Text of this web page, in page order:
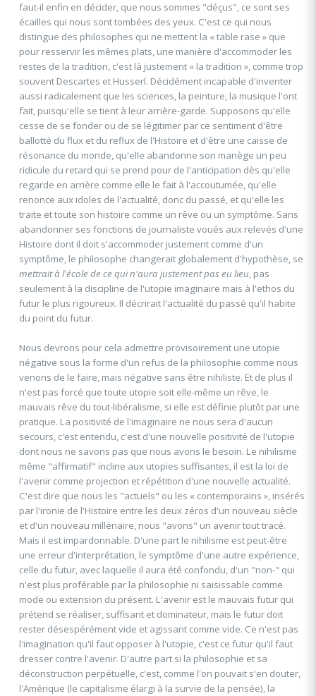
faut-il enfin en décider, que nous sommes "déçus", ce sont ses
écailles qui nous sont tombées des yeux. C'est ce qui nous
distingue des philosophes qui ne mettent la « table rase » que
pour resservir les mêmes plats, une manière d'accommoder les
restes de la tradition, c'est là justement « la tradition », comme trop
souvent Descartes et Husserl. Décidément incapable d'inventer
aussi radicalement que les sciences, la peinture, la musique l'ont
fait, puisqu'elle se tient à leur arrière-garde. Supposons qu'elle
cesse de se fonder ou de se légitimer par ce sentiment d'être
ballotté du flux et du reflux de l'Histoire et d'être une caisse de
résonance du monde, qu'elle abandonne son manège un peu
ridicule du retard qui se prend pour de l'anticipation dès qu'elle
regarde en arrière comme elle le fait à l'accoutumée, qu'elle
renonce aux idoles de l'actualité, donc du passé, et qu'elle les
traite et toute son histoire comme un rêve ou un symptôme. Sans
abandonner ses fonctions de journaliste voués aux relevés d'une
Histoire dont il doit s'accommoder justement comme d'un
symptôme, le philosophe changerait globalement d'hypothèse, se
mettrait à l'école de ce qui n'aura justement pas eu lieu, pas
seulement à la discipline de l'utopie imaginaire mais à l'ethos du
futur le plus rigoureux. Il décrirait l'actualité du passé qu'il habite
du point du futur.
Nous devrons pour cela admettre provisoirement une utopie
négative sous la forme d'un refus de la philosophie comme nous
venons de le faire, mais négative sans être nihiliste. Et de plus il
n'est pas forcé que toute utopie soit elle-même un rêve, le
mauvais rêve du tout-libéralisme, si elle est définie plutôt par une
pratique. La positivité de l'imaginaire ne nous sera d'aucun
secours, c'est entendu, c'est d'une nouvelle positivité de l'utopie
dont nous ne savons pas que nous avons le besoin. Le nihilisme
même "affirmatif" incline aux utopies suffisantes, il est la loi de
l'avenir comme projection et répétition d'une nouvelle actualité.
C'est dire que nous les "actuels" ou les « contemporains », insérés
par l'ironie de l'Histoire entre les deux zéros d'un nouveau siècle
et d'un nouveau millénaire, nous "avons" un avenir tout tracé.
Mais il est impardonnable. D'une part le nihilisme est peut-être
une erreur d'interprétation, le symptôme d'une autre expérience,
celle du futur, avec laquelle il aura été confondu, d'un "non-" qui
n'est plus proférable par la philosophie ni saisissable comme
mode ou extension du présent. L'avenir est le mauvais futur qui
prétend se réaliser, suffisant et dominateur, mais le futur doit
rester désespérément vide et agissant comme vide. Ce n'est pas
l'imagination qu'il faut opposer à l'utopie, c'est ce futur qu'il faut
dresser contre l'avenir. D'autre part si la philosophie et sa
déconstruction perpétuelle, c'est, comme l'on pouvait s'en douter,
l'Amérique (le capitalisme élargi à la survie de la pensée), la